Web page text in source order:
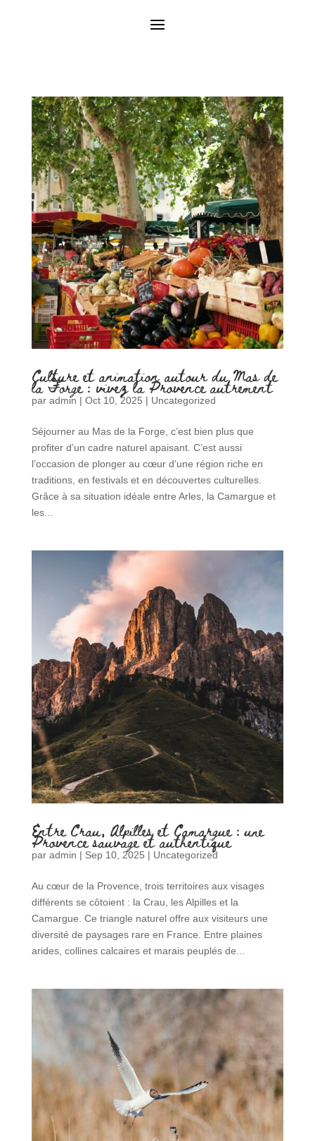
Culture et animation autour du Mas de
la Forge : vivez la Provence autrement
par admin | Oct 10, 2025 | Uncategorized
Séjourner au Mas de la Forge, c’est bien plus que
profiter d’un cadre naturel apaisant. C’est aussi
l’occasion de plonger au cœur d’une région riche en
traditions, en festivals et en découvertes culturelles.
Grâce à sa situation idéale entre Arles, la Camargue et
les...
Entre Crau, Alpilles et Camargue : une
Provence sauvage et authentique
par admin | Sep 10, 2025 | Uncategorized
Au cœur de la Provence, trois territoires aux visages
différents se côtoient : la Crau, les Alpilles et la
Camargue. Ce triangle naturel offre aux visiteurs une
diversité de paysages rare en France. Entre plaines
arides, collines calcaires et marais peuplés de...